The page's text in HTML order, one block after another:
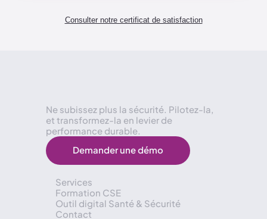
Consulter notre certificat de satisfaction
Ne subissez plus la sécurité. Pilotez-la,
et transformez-la en levier de
performance durable.
Demander une démo
Services
Formation CSE
Outil digital Santé & Sécurité
Contact